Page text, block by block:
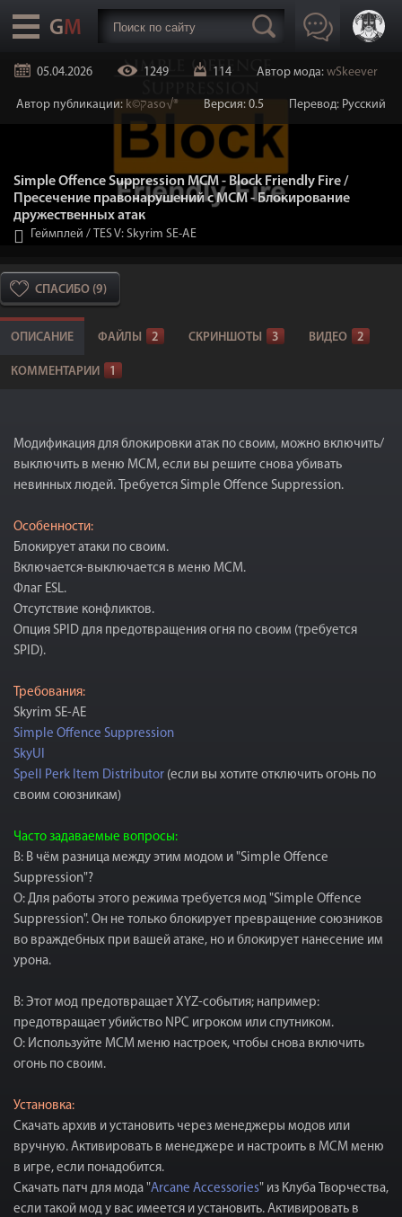
05.04.2026 1249 114 Автор мода: wSkeever
Автор публикации: k©קaso√® Версия: 0.5 Перевод: Русский
Simple Offence Suppression MCM - Block Friendly Fire /
Пресечение правонарушений с МСМ - Блокирование
дружественных атак
Геймплей / TES V: Skyrim SE-AE
СПАСИБО (9)
ОПИСАНИЕ ФАЙЛЫ 2 СКРИНШОТЫ 3 ВИДЕО 2
КОММЕНТАРИИ 1
Модификация для блокировки атак по своим, можно включить/
выключить в меню MCM, если вы решите снова убивать
невинных людей. Требуется Simple Offence Suppression.
Особенности:
Блокирует атаки по своим.
Включается-выключается в меню MCM.
Флаг ESL.
Отсутствие конфликтов.
Опция SPID для предотвращения огня по своим (требуется
SPID).
Требования:
Skyrim SE-AE
Simple Offence Suppression
SkyUI
Spell Perk Item Distributor (если вы хотите отключить огонь по
своим союзникам)
Часто задаваемые вопросы:
В: В чём разница между этим модом и "Simple Offence
Suppression"?
О: Для работы этого режима требуется мод "Simple Offence
Suppression". Он не только блокирует превращение союзников
во враждебных при вашей атаке, но и блокирует нанесение им
урона.
В: Этот мод предотвращает XYZ-события; например:
предотвращает убийство NPC игроком или спутником.
О: Используйте MCM меню настроек, чтобы снова включить
огонь по своим.
Установка:
Скачать архив и установить через менеджеры модов или
вручную. Активировать в менеджере и настроить в МСМ меню
в игре, если понадобится.
Скачать патч для мода "Arcane Accessories" из Клуба Творчества,
если такой мод у вас имеется и установить. Активировать в